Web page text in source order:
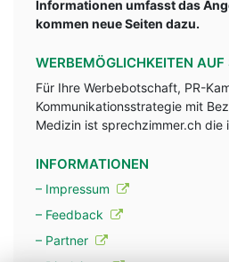
Informationen umfasst das
kommen neue Seiten dazu.
WERBEMÖGLICHKEITEN
Für Ihre Werbebotschaft, PR-
Kommunikationsstrategie mit
Medizin ist sprechzimmer.ch die
INFORMATIONEN
– Impressum
– Feedback
– Partner